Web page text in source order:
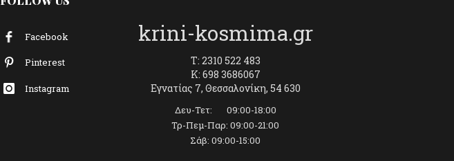
Facebook
Pinterest
Instagram
krini-kosmima.gr
T: 2310 522 483
K: 698 3686067
Εγνατίας 7, Θεσσαλονίκη, 54 630
Δευ-Τετ: 09:00-18:00
Τρ-Πεμ-Παρ: 09:00-21:00
Σάβ: 09:00-15:00